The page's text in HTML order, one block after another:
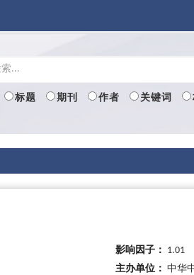
标题 期刊 作者 关键词
影响因子： 1.01
主办单位： 中华